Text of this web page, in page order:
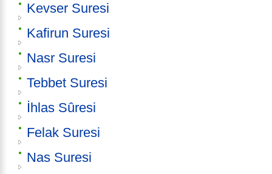
Kevser Suresi
Kafirun Suresi
Nasr Suresi
Tebbet Suresi
İhlas Sûresi
Felak Suresi
Nas Suresi